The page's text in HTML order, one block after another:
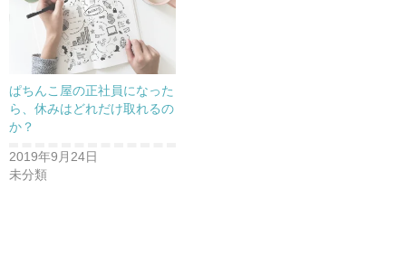
ぱちんこ屋の正社員になった
ら、休みはどれだけ取れるの
か？
2019年9月24日
未分類